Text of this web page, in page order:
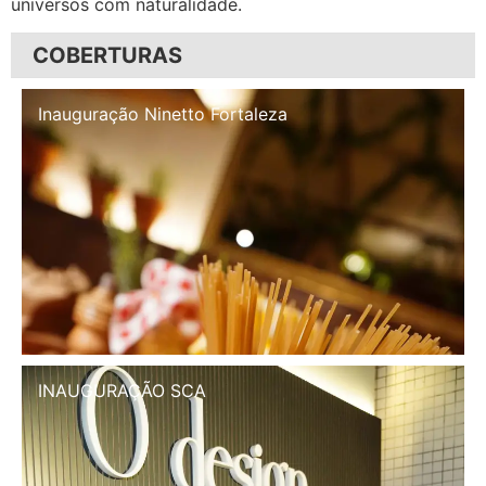
COBERTURAS
Inauguração Illa Café
INAUGURAÇÃO SCA